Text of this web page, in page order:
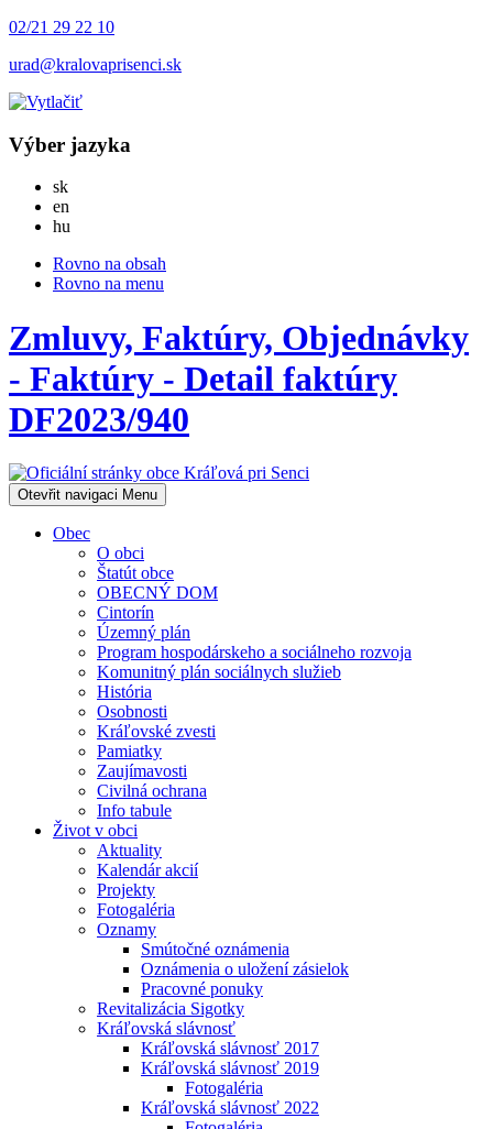
02/21 29 22 10
urad@kralovaprisenci.sk
Výber jazyka
skSlovensky
en
hu
Rovno na obsah
Rovno na menu
Zmluvy, Faktúry, Objednávky
- Faktúry - Detail faktúry
DF2023/940
Otevřit navigaci Menu
Obec
O obci
Štatút obce
OBECNÝ DOM
Cintorín
Územný plán
Program hospodárskeho a sociálneho rozvoja
Komunitný plán sociálnych služieb
História
Osobnosti
Kráľovské zvesti
Pamiatky
Zaujímavosti
Civilná ochrana
Info tabule
Život v obci
Aktuality
Kalendár akcií
Projekty
Fotogaléria
Oznamy
Smútočné oznámenia
Oznámenia o uložení zásielok
Pracovné ponuky
Revitalizácia Sigotky
Kráľovská slávnosť
Kráľovská slávnosť 2017
Kráľovská slávnosť 2019
Fotogaléria
Kráľovská slávnosť 2022